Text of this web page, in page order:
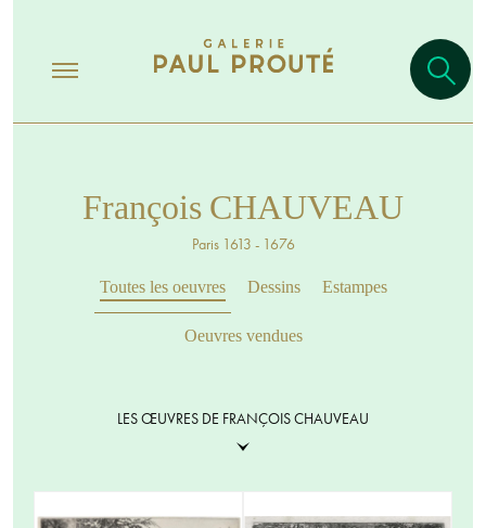
François CHAUVEAU
Paris 1613 - 1676
Toutes les oeuvres Dessins Estampes
Oeuvres vendues
LES ŒUVRES DE FRANÇOIS CHAUVEAU